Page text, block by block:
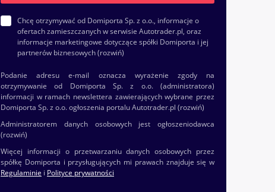
Chcę otrzymywać od Domiporta Sp. z o.o., informacje o
ofertach zamieszczanych w serwisie Autotrader.pl, oraz
informacje marketingowe dotyczące spółki Domiporta i jej
partnerów biznesowych(rozwiń)
Podanie adresu e-mail oznacza wyrażenie zgody na
otrzymywanie od Domiporta Sp. z o.o. (administratora)
informacji w ramach newslettera zawierających wybrane przez
Domiporta Sp. z o.o. ogłoszenia portalu Autotrader.pl (rozwiń)
Administratorem danych osobowych jest ogłoszeniodawca
(rozwiń)
Więcej informacji o przetwarzaniu danych osobowych przez
spółkę Domiporta i przysługujących mi prawach znajduje się w
Regulaminie i Polityce prywatności